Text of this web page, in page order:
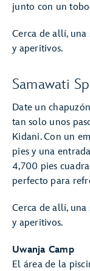
junto con un
Cerca de allí, una
y aperitivos.
Samawati
Date un
tan solo unos
Kidani. Con un
pies y una
4,700 pies
perfecto para
Cerca de allí, una
y aperitivos.
Uwanja Camp
El área de la